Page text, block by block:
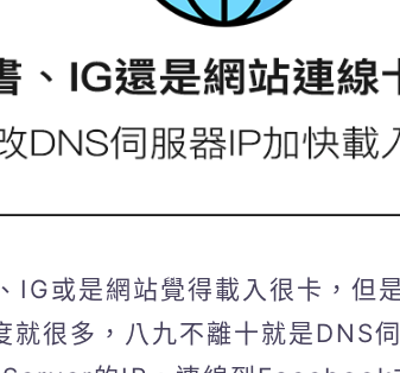
IG或是網站覺得載入很卡，但
就很多，八九不離十就是DNS